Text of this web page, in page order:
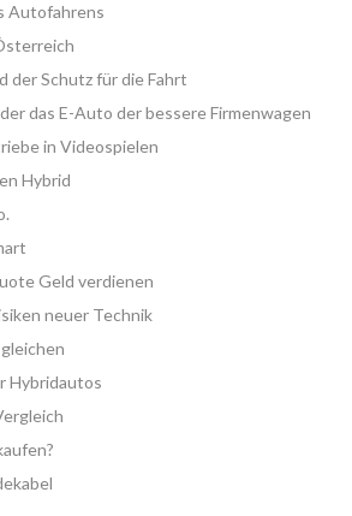
Autofahrens
der Schutz für die Fahrt
das E-Auto der bessere Firmenwagen
in Videospielen
Hybrid
Geld verdienen
neuer Technik
Hybridautos